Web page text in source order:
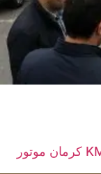
افزایش 600 میلیون تومانی پیکاپ KMC T9 کرمان موتور